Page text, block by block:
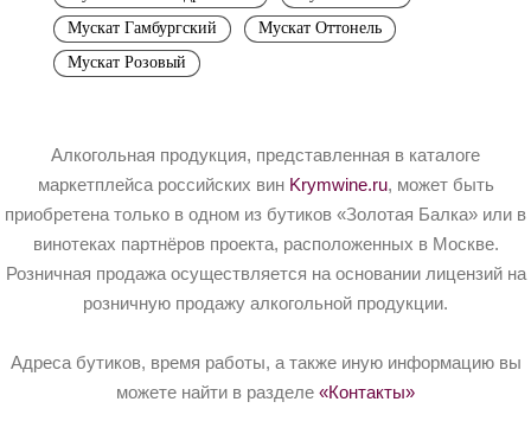
Мускат Гамбургский
Мускат Оттонель
Мускат Розовый
Алкогольная продукция, представленная в каталоге
маркетплейса российских вин Krymwine.ru, может быть
приобретена только в одном из бутиков «Золотая Балка» или в
винотеках партнёров проекта, расположенных в Москве.
Розничная продажа осуществляется на основании лицензий на
розничную продажу алкогольной продукции.
Адреса бутиков, время работы, а также иную информацию вы
можете найти в разделе «Контакты»